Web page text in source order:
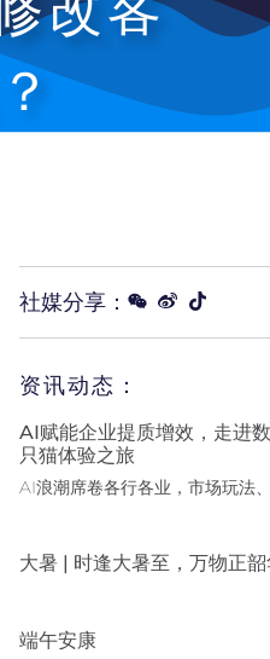
社媒分享：
资讯动态：
AI赋能企业提质增效，走进
只猫体验之旅
AI浪潮席卷各行各业，市场玩法
大暑 | 时逢大暑至，万物正
端午安康